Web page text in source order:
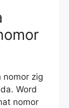
nomor zig
Word
nomor